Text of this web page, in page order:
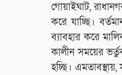
গোয়াইঘাট,
করে যাচ্ছি।
ব্যাবহার করে
কালীন সময়ের
হচ্ছি।